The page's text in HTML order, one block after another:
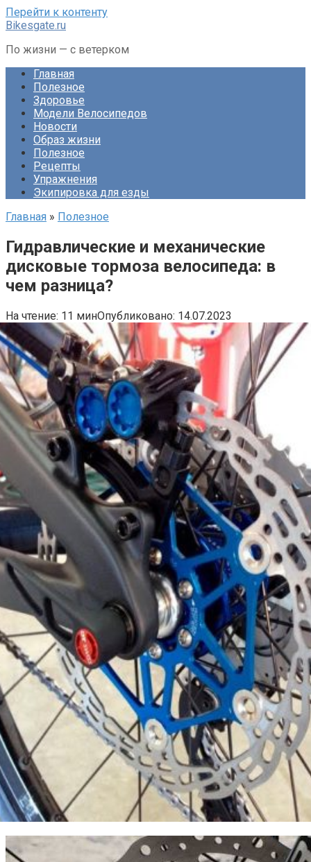
Перейти к контенту
Bikesgate.ru
По жизни — с ветерком
Главная
Полезное
Здоровье
Модели Велосипедов
Новости
Образ жизни
Полезное
Рецепты
Упражнения
Экипировка для езды
Главная » Полезное
Гидравлические и механические
дисковые тормоза велосипеда: в
чем разница?
На чтение: 11 минОпубликовано: 14.07.2023